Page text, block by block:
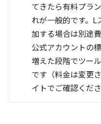
てきたら有料プラ
れが一般的です。
加する場合は別途
公式アカウントの
増えた段階でツー
です（料金は変更
イトでご確認くださ